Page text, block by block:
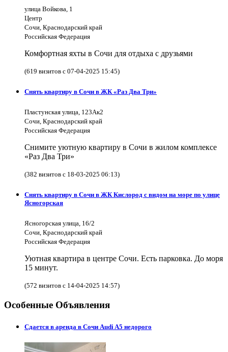
улица Войкова, 1
Центр
Сочи, Краснодарский край
Российская Федерация
Комфортная яхты в Сочи для отдыха с друзьями
(619 визитов с 07-04-2025 15:45)
Снять квартиру в Сочи в ЖК «Раз Два Три»
Пластунская улица, 123Ак2
Сочи, Краснодарский край
Российская Федерация
Снимите уютную квартиру в Сочи в жилом комплексе
«Раз Два Три»
(382 визитов с 18-03-2025 06:13)
Снять квартиру в Сочи в ЖК Кислород с видом на море по улице
Ясногорская
Ясногорская улица, 16/2
Сочи, Краснодарский край
Российская Федерация
Уютная квартира в центре Сочи. Есть парковка. До моря
15 минут.
(572 визитов с 14-04-2025 14:57)
Особенные Объявления
Сдается в аренда в Сочи Audi A5 недорого